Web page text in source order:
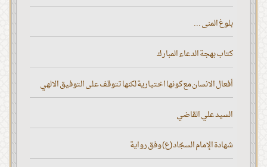
بلوغ المنى ...
كتاب بهجة الدعاء المبارك
أفعال الانسان مع كونها اختيارية لكنها تتوقف على التوفيق الالهي
السيد علي القاضي
شهادة الإمام السجّاد (ع) وفق رواية